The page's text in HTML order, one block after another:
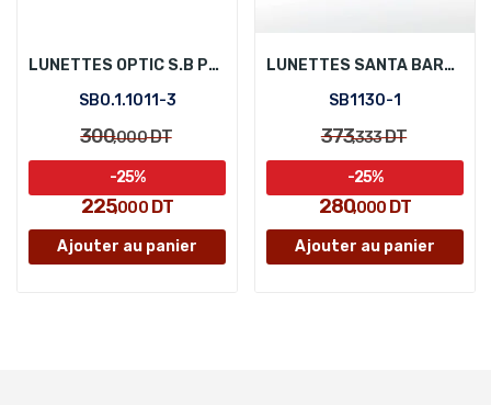
LUNETTES OPTIC S.B POLO SBO.1.1011-3
SBO.1.1011-3
300,000DT
225,000DT
-25%
Ajouter au panier
LUNETTES SANTA BARBARA POLO SB1130-1
SB1130-1
373,333DT
280,000 DT
-25%
Ajouter au panier